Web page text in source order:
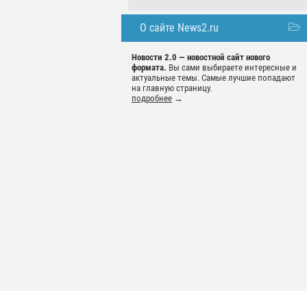
О сайте News2.ru
Новости 2.0 — новостной сайт нового
формата. Вы сами выбираете интересные и
актуальные темы. Самые лучшие попадают
на главную страницу.
подробнее →